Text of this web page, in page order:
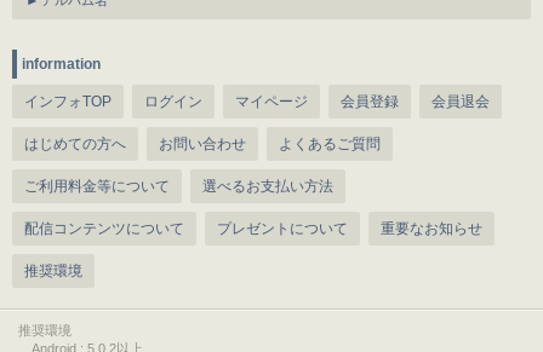
information
インフォTOP ログイン マイページ 会員登録 会員退会
はじめての方へ お問い合わせ よくあるご質問
ご利用料金等について 選べるお支払い方法
配信コンテンツについて プレゼントについて 重要なお知らせ
推奨環境
推奨環境
Android : 5.0.2以上